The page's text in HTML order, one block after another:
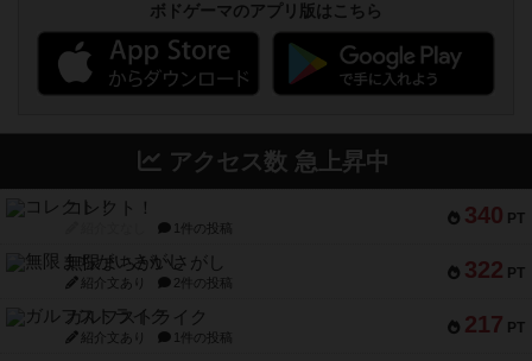
ボドゲーマのアプリ版はこちら
アクセス数 急上昇中
340 PT
コレクト！
1件の投稿
322 PT
無限まちがいさがし
紹介文あり 2件の投稿
217 PT
ガルフストライク
紹介文あり 1件の投稿